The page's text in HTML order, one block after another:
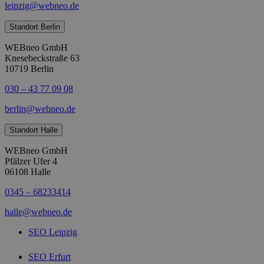
leipzig@webneo.de
Standort Berlin
WEBneo GmbH
Knesebeckstraße 63
10719 Berlin
030 – 43 77 09 08
berlin@webneo.de
Standort Halle
WEBneo GmbH
Pfälzer Ufer 4
06108 Halle
0345 – 68233414
halle@webneo.de
SEO Leipzig
SEO Erfurt